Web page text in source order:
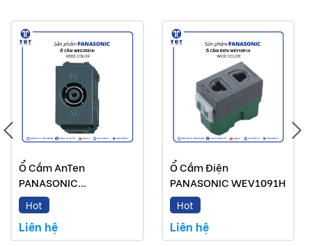
Ổ Cắm AnTen
PANASONIC
WEG2501H
Hot
Liên hệ
Ổ Cắm Điện
PANASONIC WEV1091H
Hot
Liên hệ